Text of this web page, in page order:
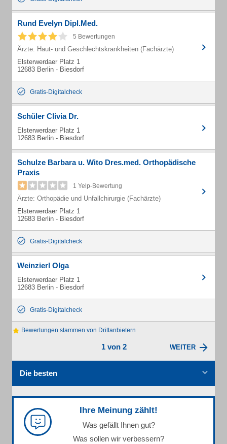
Rund Evelyn Dipl.Med.
5 Bewertungen
Ärzte: Haut- und Geschlechtskrankheiten (Fachärzte)
Elsterwerdaer Platz 1
12683 Berlin - Biesdorf
Gratis-Digitalcheck
Schüler Clivia Dr.
Elsterwerdaer Platz 1
12683 Berlin - Biesdorf
Schulze Barbara u. Wito Dres.med. Orthopädische
Praxis
1 Yelp-Bewertung
Ärzte: Orthopädie und Unfallchirurgie (Fachärzte)
Elsterwerdaer Platz 1
12683 Berlin - Biesdorf
Gratis-Digitalcheck
Weinzierl Olga
Elsterwerdaer Platz 1
12683 Berlin - Biesdorf
Gratis-Digitalcheck
Bewertungen stammen von Drittanbietern
1 von 2 WEITER
Die besten
Ihre Meinung zählt!
Was gefällt Ihnen gut?
Was sollen wir verbessern?